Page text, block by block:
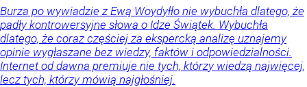
Burza po wywiadzie z Ewą Woydyłło nie wybuchła dlatego, że
padły kontrowersyjne słowa o Idze Świątek. Wybuchła
dlatego, że coraz częściej za ekspercką analizę uznajemy
opinie wygłaszane bez wiedzy, faktów i odpowiedzialności.
Internet od dawna premiuje nie tych, którzy wiedzą najwięcej,
lecz tych, którzy mówią najgłośniej.